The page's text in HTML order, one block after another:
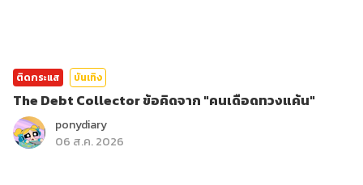
ติดกระแส บันเทิง
The Debt Collector ข้อคิดจาก "คนเดือดทวงแค้น"
ponydiary
06 ส.ค. 2026